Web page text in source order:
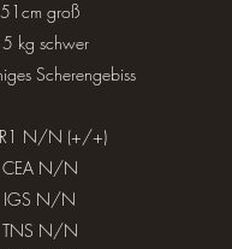
51cm groß
kg schwer
Scherengebiss
N/N (+/+)
CEA N/N
IGS N/N
TNS N/N